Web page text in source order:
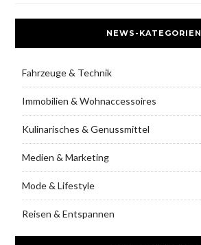
NEWS-KATEGORIEN
Fahrzeuge & Technik
Immobilien & Wohnaccessoires
Kulinarisches & Genussmittel
Medien & Marketing
Mode & Lifestyle
Reisen & Entspannen